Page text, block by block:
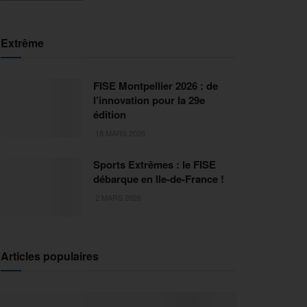
Extrême
FISE Montpellier 2026 : de
l’innovation pour la 29e
édition
Sports Extrêmes : le FISE
débarque en Ile-de-France !
Articles populaires